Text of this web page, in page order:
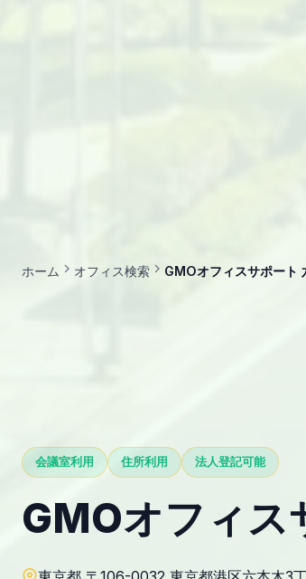
ホーム オフィス検索 GMOオフィスサポート
会議室利用 住所利用 法人登記可能
GMOオフィス